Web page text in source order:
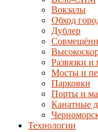
Вокзалы
Обход
Дублер
Развязки и
Мосты и
Парковки
Порты и
Канатные
Технологии